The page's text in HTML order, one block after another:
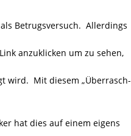
Betrugsversuch. Allerdings
anzuklicken um zu sehen,
wird. Mit diesem „Überrasch-
hat dies auf einem eigens